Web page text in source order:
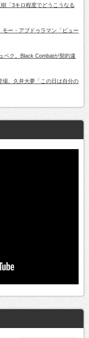
「3キロ程度でどうこうなる
モー・アブドゥラマン「ビュー
ベク。Black Combatが契約違
場。久井大夢「この日は自分の